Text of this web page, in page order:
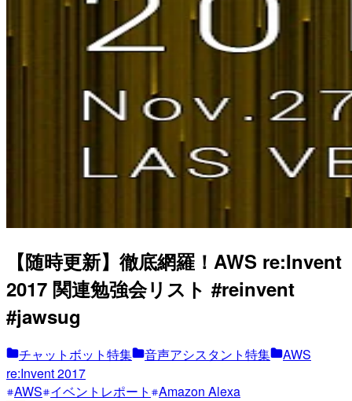
【随時更新】徹底網羅！AWS re:Invent
2017 関連勉強会リスト #reinvent
#jawsug
チャットボット特集 音声アシスタント特集
AWS
re:Invent 2017
AWS イベントレポート
Amazon Alexa